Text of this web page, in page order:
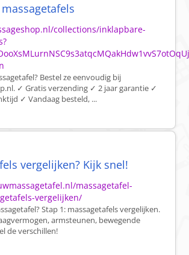
collections/inklapbare-
Bestel ze eenvoudig bij
✓ Gratis verzending ✓ 2 jaar garantie ✓
✓ Vandaag besteld, ...
vergelijken? Kijk snel!
massagetafel-
vergelijken/
Stap 1: massagetafels vergelijken.
armsteunen, bewegende
de verschillen!